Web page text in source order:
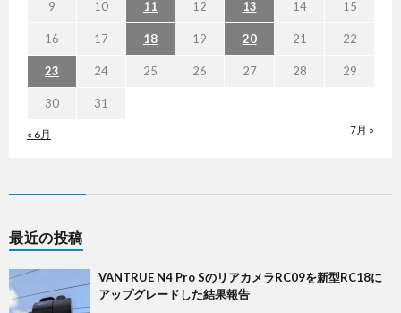
« 6月 7月 »
9 10 11 12 13 14 15
16 17 18 19 20 21 22
23 24 25 26 27 28 29
30 31
最近の投稿
VANTRUE N4 Pro SのリアカメラRC09を新型RC18に
アップグレードした結果報告